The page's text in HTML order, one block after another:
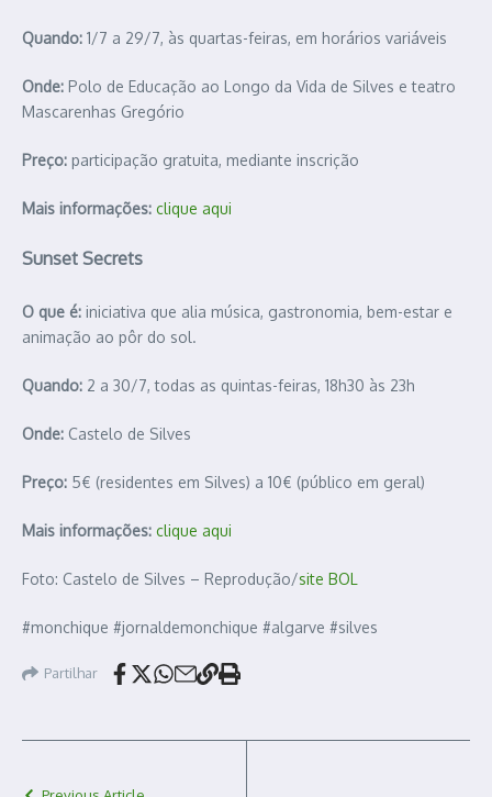
Quando: 1/7 a 29/7, às quartas-feiras, em horários variáveis
Onde: Polo de Educação ao Longo da Vida de Silves e teatro
Mascarenhas Gregório
Preço: participação gratuita, mediante inscrição
Mais informações: clique aqui
Sunset Secrets
O que é: iniciativa que alia música, gastronomia, bem-estar e
animação ao pôr do sol.
Quando: 2 a 30/7, todas as quintas-feiras, 18h30 às 23h
Onde: Castelo de Silves
Preço: 5€ (residentes em Silves) a 10€ (público em geral)
Mais informações: clique aqui
Foto: Castelo de Silves – Reprodução/site BOL
#monchique #jornaldemonchique #algarve #silves
Partilhar